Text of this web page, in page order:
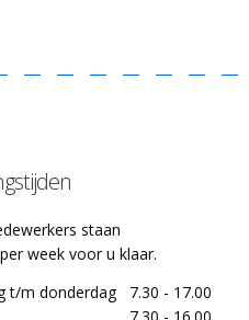
staan
week voor u klaar.
t/m donderdag
7.30 - 17.00